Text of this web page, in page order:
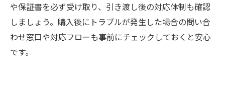
や保証書を必ず受け取り、引き渡し後の対応体制も確認
しましょう。購入後にトラブルが発生した場合の問い合
わせ窓口や対応フローも事前にチェックしておくと安心
です。